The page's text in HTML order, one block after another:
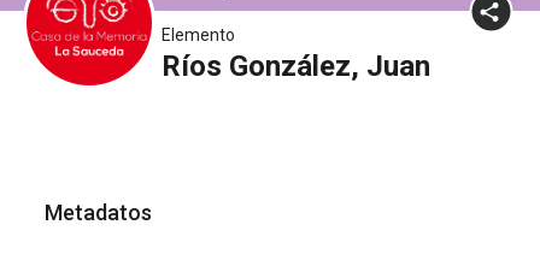
Elemento
Ríos González, Juan
Metadatos